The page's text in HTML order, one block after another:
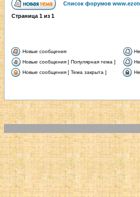
Список форумов
Страница 1 из 1
Новые сообщения
Новые сообщения [ Популярная тема ]
Новые сообщения [ Тема закрыта ]